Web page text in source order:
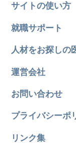
サイトの使い方
就職サポート
人材をお探しの
運営会社
お問い合わせ
プライバシーポ
リンク集